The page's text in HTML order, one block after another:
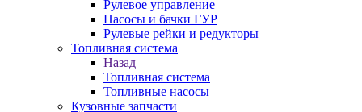
Рулевое управление
Насосы и бачки ГУР
Рулевые рейки и редукторы
Топливная система
Назад
Топливная система
Топливные насосы
Кузовные запчасти